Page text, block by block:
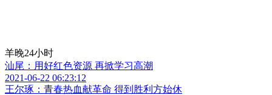
羊晚24小时
汕尾：用好红色资源 再掀学习高潮
2021-06-22 06:23:12
王尔琢：青春热血献革命 得到胜利方始休